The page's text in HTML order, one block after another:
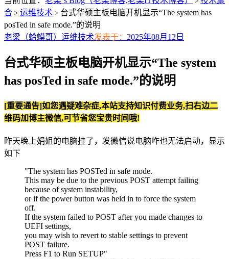
合 > 运维技术 > 台式华硕主板电脑开机显示“The system has
posTed in safe mode.”的说明
老梁（蛤蟆哥） 运维技术发表于： 2025年08月12日
台式华硕主板电脑开机显示“The system
has posTed in safe mode.”的说明
[重要通告]如您遇疑难杂症,本站支持知识付费业务,扫右边二
维码加博主微信,可节省您宝贵时间哦!
昨天晚上娟姐的电脑挂了，发微信说电脑咋也无法启动，显示
如下
"The system has POSTed in safe mode.
This may be due to the previous POST attempt failing
because of system instability,
or if the power button was held in to force the system
off.
If the system failed to POST after you made changes to
UEFI settings,
you may wish to revert to stable settings to prevent
POST failure.
Press F1 to Run SETUP"